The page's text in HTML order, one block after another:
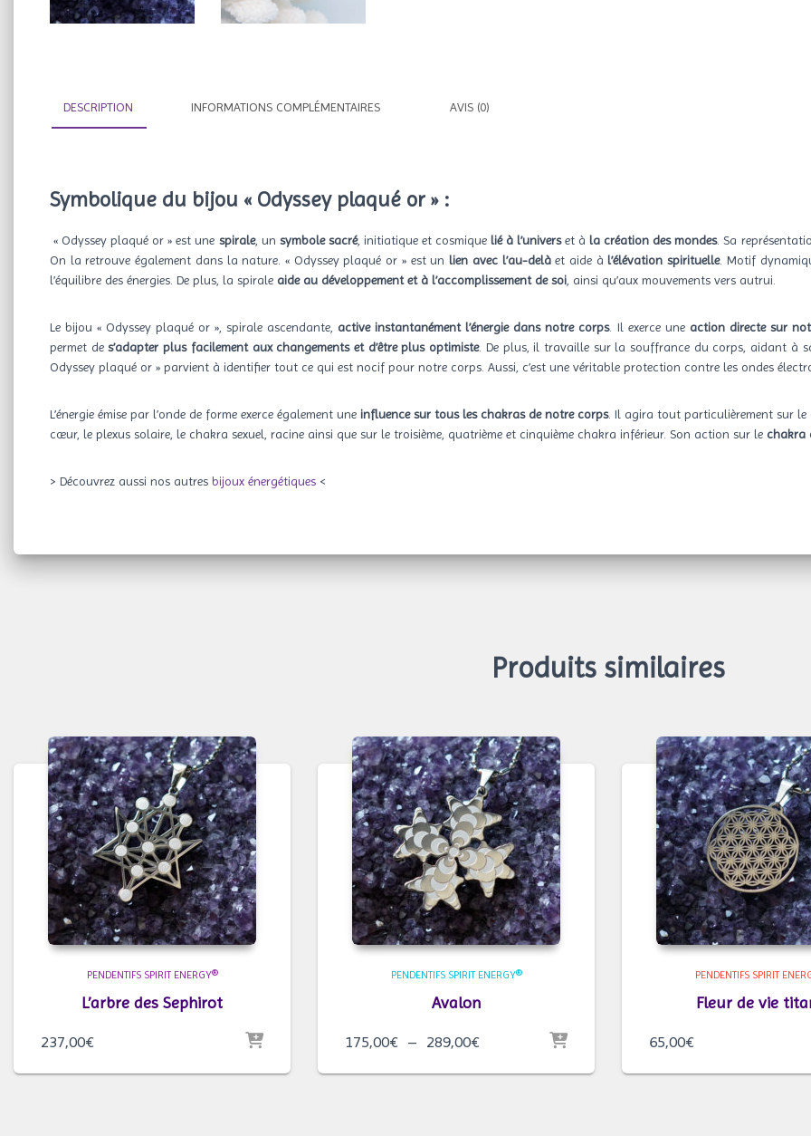
DESCRIPTION INFORMATIONS COMPLÉMENTAIRES AVIS (0)
Symbolique du bijou « Odyssey plaqué or » :
« Odyssey plaqué or » est une spirale, un symbole sacré, initiatique et cosmique lié à l’universet à la création des mondes. Sa
On la retrouve également dans la nature. « Odyssey plaqué or » est un lien avec l’au-delàet aide à l’élévation spirituelle. Motif
l’équilibre des énergies. De plus, la spirale aide au développement et à l’accomplissement de soi , ainsi qu’aux mouvements vers autrui.
Le bijou « Odyssey plaqué or », spirale ascendante, active instantanément l’énergie dans notre corps. Il exerce une action directe sur
permet des’adapter plus facilement aux changements et d’être plus optimiste. De plus, il travaille sur la souffrance du corps, aidant à
Odyssey plaqué or » parvient à identifier tout ce qui est nocif pour notre corps. Aussi, c’est une véritable protection contre les ondes
L’énergie émise par l’onde de forme exerce également une influence sur tous les chakras de notre corps. Il agira tout particulièrement sur le
cœur, le plexus solaire, le chakra sexuel, racine ainsi que sur le troisième, quatrième et cinquième chakra inférieur. Son action sur le chakra
> Découvrez aussi nos autres bijoux énergétiques <
Produits similaires
PENDENTIFS SPIRIT ENERGY®
L’arbre des Sephirot
237,00€
PENDENTIFS SPIRIT ENERGY®
Avalon
175,00€ – 289,00€Plage
prix :
PENDENTIFS SPIRIT
Fleur de vie
65,00€